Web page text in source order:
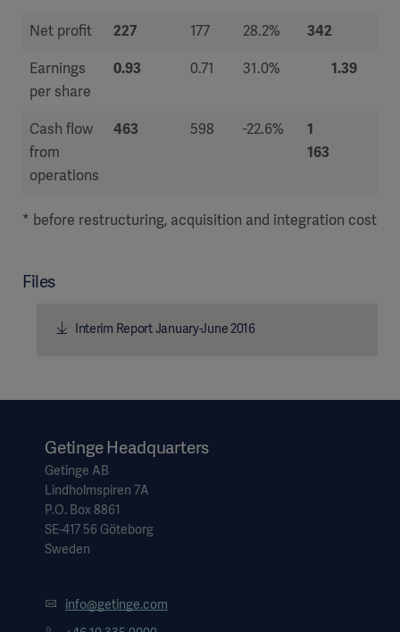
Net profit 227 177 28.2%
342
Earnings
per share
0.93 0.71 31.0% 1.39
Cash flow
from
operations
463 598 -22.6%
1
* before restructuring, acquisition and integration cost
Files
Interim Report January-June 2016
Getinge Headquarters
Getinge AB
Lindholmspiren 7A
P.O. Box 8861
SE-417 56 Göteborg
Sweden
info@getinge.com